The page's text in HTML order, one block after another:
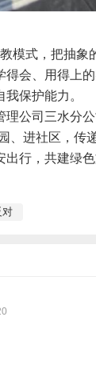
模式，把抽象
得会、用得上
保护能力。
理公司三水分
、进社区，传
行，共建绿色
对